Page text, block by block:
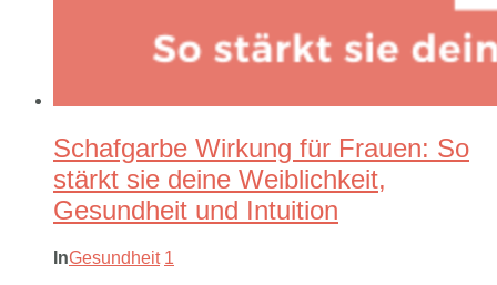
Schafgarbe Wirkung für Frauen: So
stärkt sie deine Weiblichkeit,
Gesundheit und Intuition
InGesundheit 1